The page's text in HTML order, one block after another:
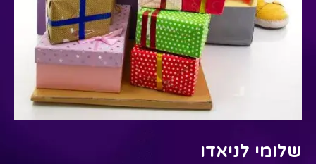
שלומי לניאדו